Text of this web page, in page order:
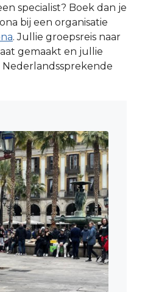
specialist? Boek dan je
bij een organisatie
. Jullie groepsreis naar
gemaakt en jullie